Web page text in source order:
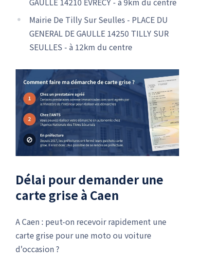
Mairie De Tilly Sur Seulles - PLACE DU
GENERAL DE GAULLE 14250 TILLY SUR
SEULLES - à 12km du centre
Délai pour demander une
carte grise à Caen
A Caen : peut-on recevoir rapidement une
carte grise pour une moto ou voiture
d'occasion ?